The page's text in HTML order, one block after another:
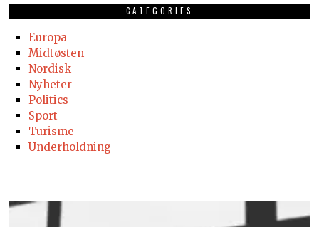
CATEGORIES
Europa
Midtøsten
Nordisk
Nyheter
Politics
Sport
Turisme
Underholdning